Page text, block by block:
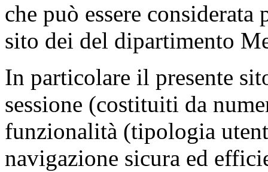
che può essere
sito dei del dipartimento
In particolare il presente
sessione (costituiti da
funzionalità (tipologia
navigazione sicura ed